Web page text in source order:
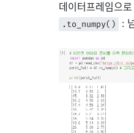
데이터프레임으
.to_numpy() :